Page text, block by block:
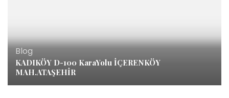
Blog
KADIKÖY D-100 KaraYolu İÇERENKÖY
MAH.ATAŞEHİR